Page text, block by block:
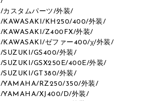
/カスタムパーツ/外装/
/ KAWASAKI / KH250/400/外装/
/ KAWASAKI /Z400FX/外装/
/ KAWASAKI /ゼファー400/χ/外装/
/SUZUKI /GS400/外装/
/SUZUKI /GSX250E/400E/外装/
/SUZUKI /GT380/外装/
/YAMAHA/ RZ250/350/外装/
/YAMAHA/XJ400/D/外装/